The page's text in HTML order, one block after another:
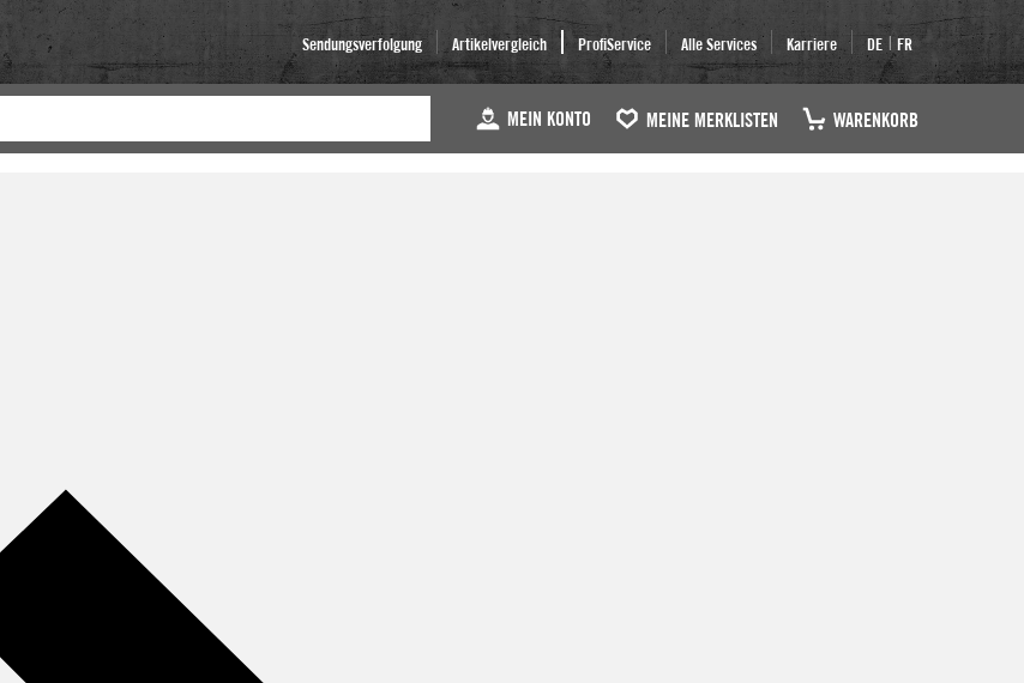
Sendungsverfolgung Artikelvergleich ProfiService Alle Services Karriere DE | FR
MEIN KONTO MEINE MERKLISTEN WARENKORB